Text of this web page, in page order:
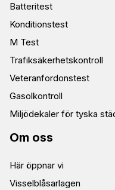
Batteritest
Konditionstest
M Test
Trafiksäkerhetskontroll
Veteranfordonstest
Gasolkontroll
Miljödekaler för tyska
Om oss
Här öppnar vi
Visselblåsarlagen